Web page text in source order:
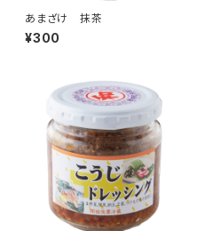
あまざけ 抹茶
¥300